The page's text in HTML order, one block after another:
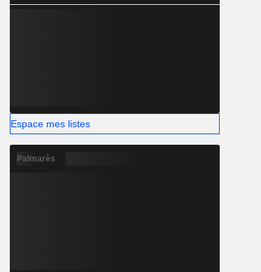
Espace mes listes
Palmarès